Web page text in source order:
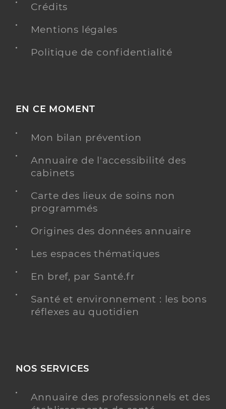
Crédits
Mentions légales
Politique de confidentialité
EN CE MOMENT
Mon bilan prévention
Annuaire de l'accessibilité des
cabinets
Carte des lieux de soins non
programmés
Origines des données annuaire
Les espaces thématiques
En bref, par Santé.fr
Santé et environnement : les bons
réflexes au quotidien
NOS SERVICES
Annuaire des professionnels et des